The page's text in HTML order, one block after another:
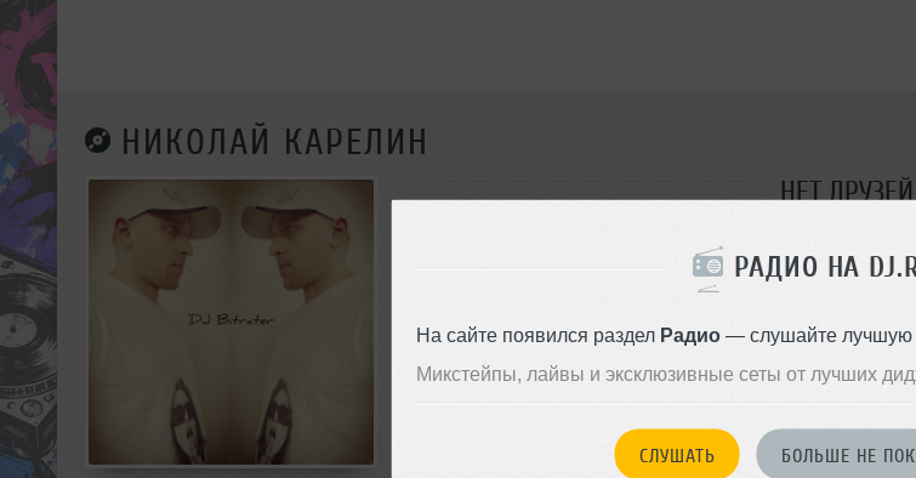
РАДИО НА
На сайте появился раздел Радио— слушайте лучшую
Микстейпы, лайвы и эксклюзивные сеты от лучших
СЛУШАТЬ БОЛЬШЕ НЕ
НИКОЛАЙ КАРЕЛИН
НЕТ ДРУЗЕЙ